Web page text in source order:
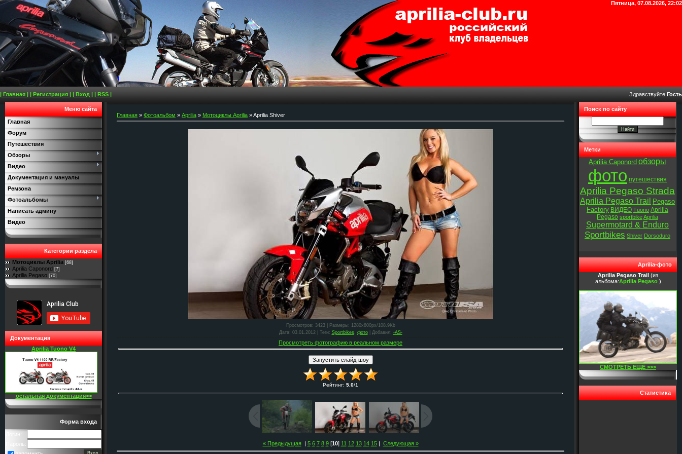
Пятница, 07.08.2026, 22:02
| Главная | | Регистрация | | Вход | | RSS | Здравствуйте Гость
Меню сайта
Главная
Форум
Путешествия
Обзоры
Видео
Документация и мануалы
Ремзона
Фотоальбомы
Написать админу
Видео
Категории раздела
Мотоциклы Aprilia [68]
Aprilia Caponord [7]
Aprilia Pegaso [70]
Документация
Aprilia Tuono V4
остальная документация>>
Форма входа
Логин:
Пароль:
Главная » Фотоальбом » Aprilia » Мотоциклы Aprilia » Aprilia Shiver
Просмотров: 3423 | Размеры: 1280x800px/108.9Kb
Дата : 03.01.2012 | Теги: Sportbikes фото| Добавил: -AS-
Просмотреть фотографию в реальном размере
Рейтинг: 5.0/1
« Предыдущая| 5 6 7 8 9[10] 11 12 13 14 15| Следующая »
Поиск по сайту
Метки
Aprilia Caponord обзоры
фото путешествия
Aprilia Pegaso Strada
Aprilia Pegaso Trail
Pegaso
Factory ВИДЕО Tuono Aprilia
Pegaso sportbikeAprilia
Supermotard & Enduro
Sportbikes Shiver Dorsoduro
Aprilia-фото
Aprilia Pegaso Trail (из
альбома:Aprilia Pegaso )
СМОТРЕТЬ ЕЩЁ >>>
Статистика